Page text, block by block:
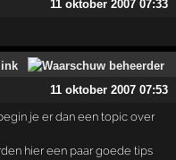
11 oktober 2007 07:33
11 oktober 2007 07:53
je er dan een topic over
hier een paar goede tips